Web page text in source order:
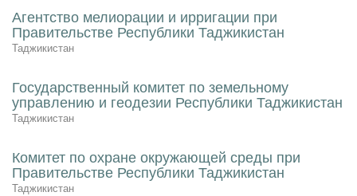
Агентство мелиорации и ирригации при
Правительстве Республики Таджикистан
Таджикистан
Государственный комитет по земельному
управлению и геодезии Республики Таджикистан
Таджикистан
Комитет по охране окружающей среды при
Правительстве Республики Таджикистан
Таджикистан